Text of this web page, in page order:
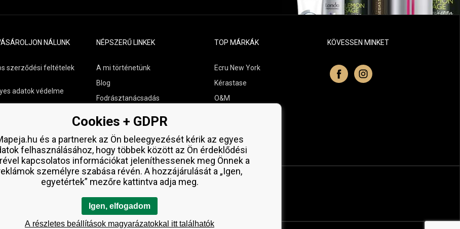
NÁLUNK
szerződési feltételek
adatok védelme
szállítási áttekintés
NÉPSZERŰ LINKEK
A mi történetünk
Blog
Fodrásztanácsadás
Ingyenes minták
TOP MÁRKÁK
Ecru New York
Kérastase
O&M
Zenz Organic
KÖVESSEN MINKET
Cookies + GDPR
és a partnerek az Ön beleegyezését kérik az egyes
felhasználásához, hogy többek között az Ön érdeklődési
kapcsolatos információkat jeleníthessenek meg Önnek a
személyre szabása révén. A hozzájárulását a „Igen,
egyetértek” mezőre kattintva adja meg.
Igen, elfogadom
A részletes beállítások magyarázatokkal itt találhatók